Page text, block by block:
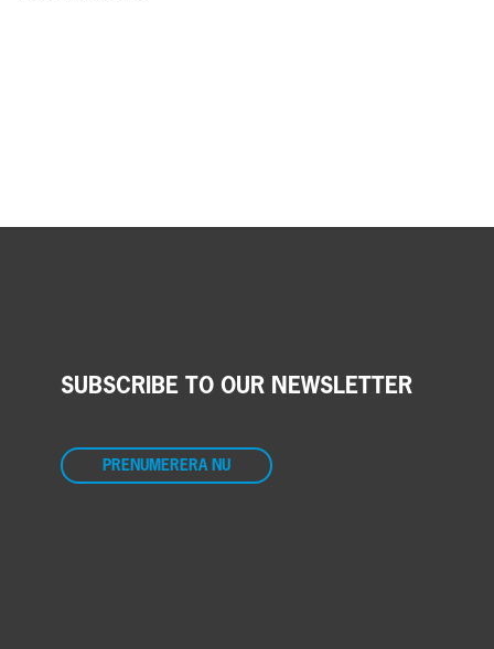
SUBSCRIBE TO OUR NEWSLETTER
PRENUMERERA NU